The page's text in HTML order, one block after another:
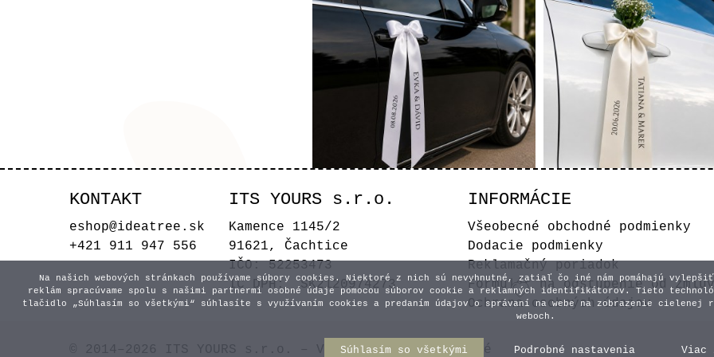
4,10 €
Vyberte variant
Krémová
4,10 €
Vyberte
KONTAKT
eshop@ideatree.sk
+421 911 947 556
ITS YOURS s.r.o.
Kamence 1145/2
91621, Čachtice
IČO: 52253473
IČ DPH: SK2120974273
INFORMÁCIE
Všeobecné obchodné podmienky
Dodacie podmienky
Reklamačný poriadok
Formulár na odstúpenie od
Ochrana osobných údajov
© 2014–2026 ITS YOURS s.r.o. – Všetky práva vyhradené
Na našich webových stránkach používame súbory cookies. Niektoré z nich sú nevyhnutné, zatiaľ čo iné nám pomáhajú
reklám spracúvame spolu s našimi partnermi osobné údaje pomocou súborov cookie a reklamných identifikátorov. Tieto
tlačidlo „Súhlasím so všetkými“ súhlasíte s využívaním cookies a predaním údajov o správaní na webe na zobrazenie
weboch.
Súhlasím so všetkými Podrobné nastavenia Viac